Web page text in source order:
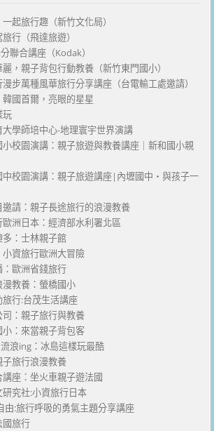
起旅行趣（新竹文化局）
行（飛達旅遊）
聯合講座（Kodak）
，親子背包行動教養（新竹東門國小）
步萬種風華旅行分享講座（台電輸工處邀請）
國首爾，亮眼的星星
玩
學師培中心-地理寰宇世界演講
校園演講：親子旅遊與教養講座｜新和國小親
中校園演講：親子旅遊講座|內壢國中・與孩子一
請：親子長途旅行的浪漫教養
洲日本：經濟部水利署北區
多：士林親子館
資旅行歐洲大冒險
歐洲省錢旅行
教養：螢橋國小
行:台茂生活講座
：親子旅行與教養
：來當親子背包客
浪ing：冰島這樣玩最酷
子旅行浪漫教養
座：坐火車親子遊法國
究社:小資旅行日本
由:旅行呼吸的勇氣主題分享講座
國旅行